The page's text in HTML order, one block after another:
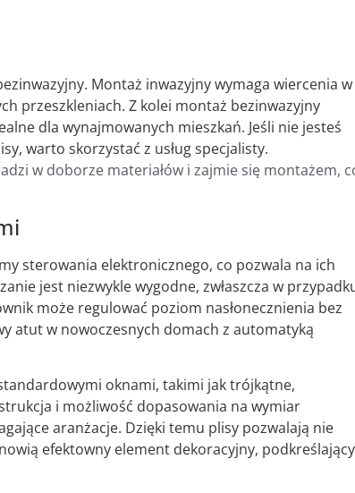
Montaż inwazyjny wymaga wiercenia w
przeszkleniach. Z kolei montaż bezinwazyjny
dla wynajmowanych mieszkań. Jeśli nie jesteś
warto skorzystać z usług specjalisty.
w doborze materiałów i zajmie się montażem,
sterowania elektronicznego, co pozwala na ich
jest niezwykle wygodne, zwłaszcza w
może regulować poziom nasłonecznienia bez
atut w nowoczesnych domach z automatyką
oknami, takimi jak trójkątne,
i możliwość dopasowania na wymiar
aranżacje. Dzięki temu plisy pozwalają nie
efektowny element dekoracyjny, podkreślający